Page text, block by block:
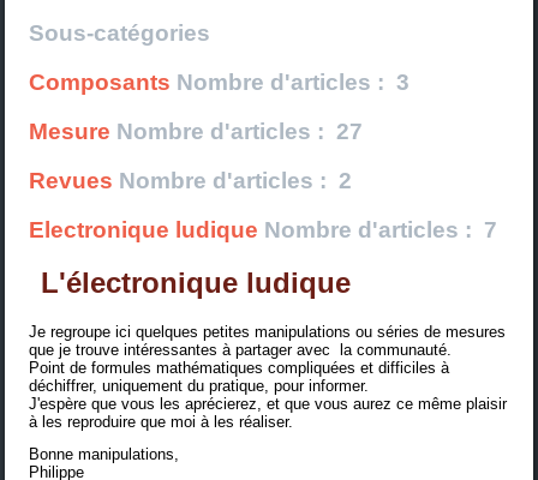
Sous-catégories
Composants Nombre d'articles : 3
Mesure Nombre d'articles : 27
Revues Nombre d'articles : 2
Electronique ludique Nombre d'articles : 7
L'électronique ludique
Je regroupe ici quelques petites manipulations ou séries de mesures
que je trouve intéressantes à partager avec la communauté.
Point de formules mathématiques compliquées et difficiles à
déchiffrer, uniquement du pratique, pour informer.
J'espère que vous les aprécierez, et que vous aurez ce même plaisir
à les reproduire que moi à les réaliser.
Bonne manipulations,
Philippe